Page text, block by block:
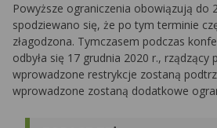
Powyższe ograniczenia obowiązują do
spodziewano się, że po tym terminie
złagodzona. Tymczasem podczas
odbyła się 17 grudnia 2020 r.,
wprowadzone restrykcje zostaną
wprowadzone zostaną dodatkowe